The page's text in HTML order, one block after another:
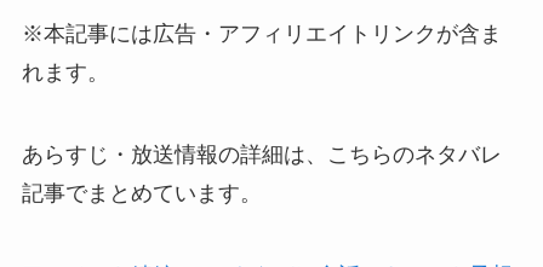
※本記事には広告・アフィリエイトリンクが含ま
れます。
あらすじ・放送情報の詳細は、こちらのネタバレ
記事でまとめています。